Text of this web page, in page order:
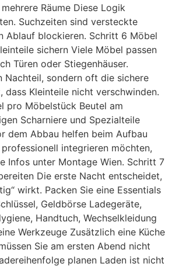
Räume Diese Logik
Suchzeiten sind versteckte
Ablauf blockieren. Schritt 6 Möbel
sichern Viele Möbel passen
Türen oder Stiegenhäuser.
Nachteil, sondern oft die sichere
dass Kleinteile nicht verschwinden.
pro Möbelstück Beutel am
Scharniere und Spezialteile
dem Abbau helfen beim Aufbau
integrieren möchten,
Infos unter Montage Wien. Schritt 7
Die erste Nacht entscheidet,
wirkt. Packen Sie eine Essentials
Geldbörse Ladegeräte,
Handtuch, Wechselkleidung
Werkzeuge Zusätzlich eine Küche
Sie am ersten Abend nicht
planen Laden ist nicht